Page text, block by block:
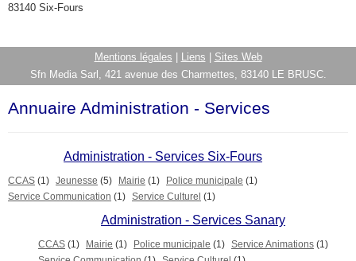
83140 Six-Fours
Mentions légales | Liens | Sites Web
Sfn Media Sarl, 421 avenue des Charmettes, 83140 LE BRUSC.
Annuaire Administration - Services
Administration - Services Six-Fours
CCAS (1) Jeunesse (5) Mairie (1) Police municipale (1)
Service Communication (1) Service Culturel (1)
Administration - Services Sanary
CCAS (1) Mairie (1) Police municipale (1) Service Animations (1)